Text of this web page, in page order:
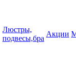
Люстры,
подвесы,бра
Акции